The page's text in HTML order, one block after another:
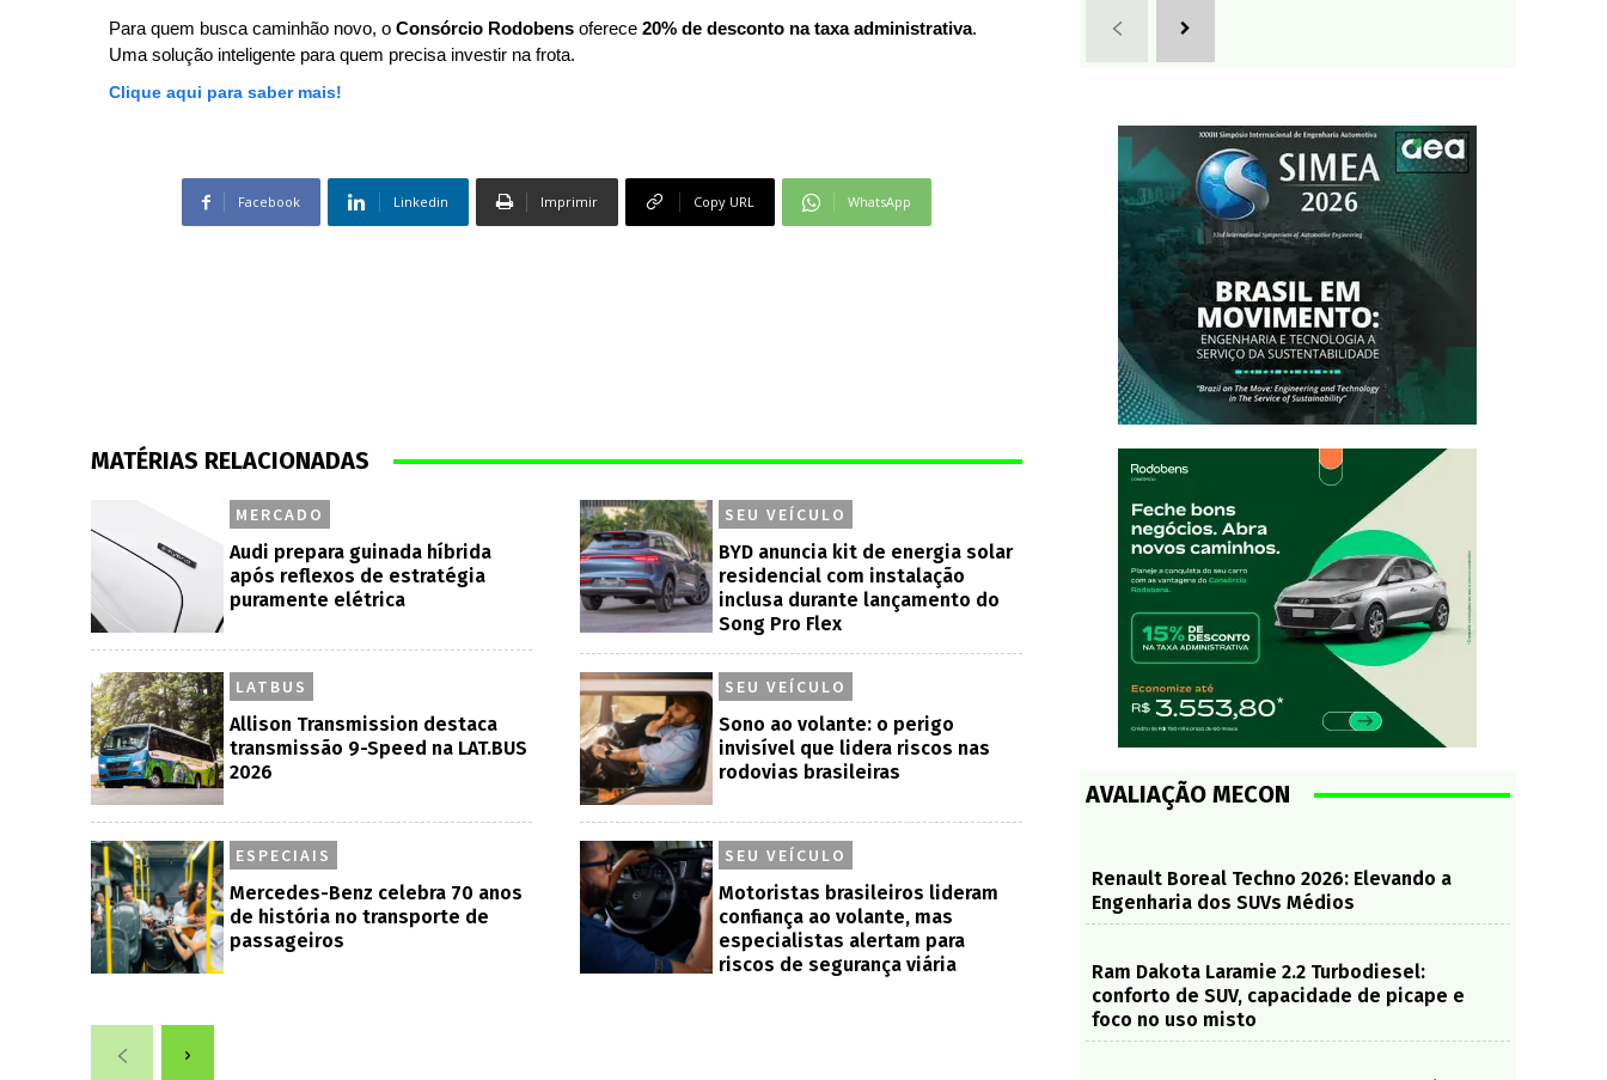
Para quem busca caminhão novo, o Consórcio Rodobens oferece 20% de desconto na taxa administrativa.
Uma solução inteligente para quem precisa investir na frota.
Clique aqui para saber mais!
Facebook Linkedin Imprimir Copy URL WhatsApp
MATÉRIAS RELACIONADAS
MERCADO
Audi prepara guinada híbrida
após reflexos de estratégia
puramente elétrica
SEU VEÍCULO
BYD anuncia kit de energia solar
residencial com instalação
inclusa durante lançamento do
Song Pro Flex
LATBUS
Allison Transmission destaca
transmissão 9-Speed na LAT.BUS
2026
SEU VEÍCULO
Sono ao volante: o perigo
invisível que lidera riscos nas
rodovias brasileiras
ESPECIAIS
Mercedes-Benz celebra 70 anos
de história no transporte de
passageiros
SEU VEÍCULO
Motoristas brasileiros lideram
confiança ao volante, mas
especialistas alertam para
riscos de segurança viária
AVALIAÇÃO MECON
Renault Boreal Techno 2026: Elevando a
Engenharia dos SUVs Médios
Ram Dakota Laramie 2.2 Turbodiesel:
conforto de SUV, capacidade de picape e
foco no uso misto